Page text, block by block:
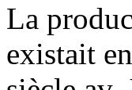
La
existait